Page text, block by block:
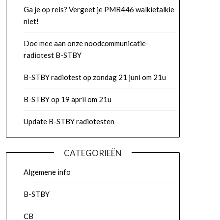
Ga je op reis? Vergeet je PMR446 walkietalkie
niet!
Doe mee aan onze noodcommunicatie-
radiotest B-STBY
B-STBY radiotest op zondag 21 juni om 21u
B-STBY op 19 april om 21u
Update B-STBY radiotesten
CATEGORIEËN
Algemene info
B-STBY
CB